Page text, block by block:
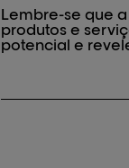
Lembre-se que
produtos e
potencial e